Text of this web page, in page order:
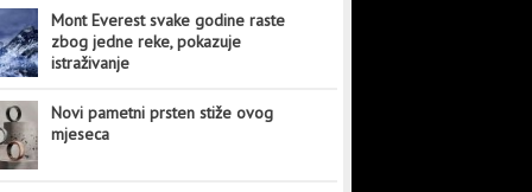
Mont Everest svake godine raste
zbog jedne reke, pokazuje
istraživanje
Novi pametni prsten stiže ovog
mjeseca